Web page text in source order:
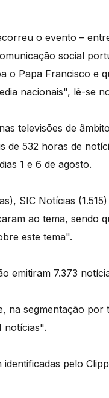
o evento –
social
o Papa Francisco e
nacionais", lê-se
televisões de
de 532 horas de
1 e 6 de agosto.
SIC Notícias
ao tema, sendo
este tema".
emitiram 7.373
na segmentação
notícias".
pelo